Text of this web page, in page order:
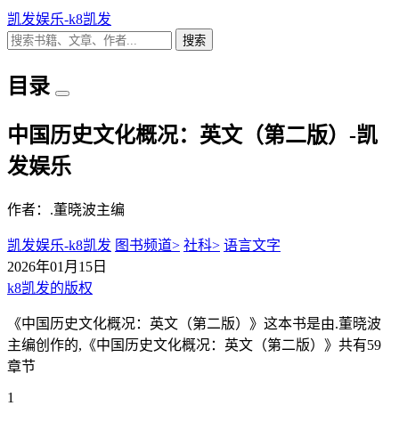
凯发娱乐-k8凯发
搜索
目录
中国历史文化概况：英文（第二版）-凯
发娱乐
作者：.董晓波主编
凯发娱乐-k8凯发 图书频道> 社科> 语言文字
2026年01月15日
k8凯发的版权
《中国历史文化概况：英文（第二版）》这本书是由.董晓波
主编创作的,《中国历史文化概况：英文（第二版）》共有59
章节
1